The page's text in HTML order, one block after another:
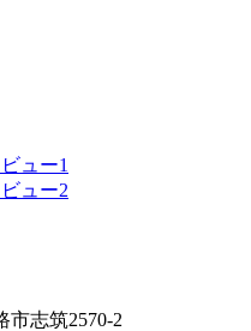
ュー1
ュー2
志筑2570-2